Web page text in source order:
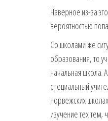
Наверное из-за
вероятностью
Со школами же
образования, то
начальная школа.
специальный
норвежских
изучение тех тем,